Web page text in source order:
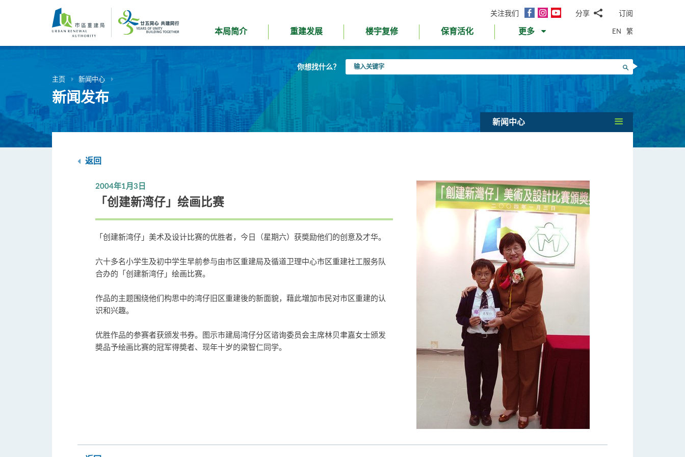
内
关注我们
面
InstagramYouTube分享
邮WhatsApp
微
信
面
书Twitter
LinkedIn
微
订阅
本局简介 重建发展 楼宇复修 保育活化 更多 EN 繁
你想找什么？
入
搜寻
主页 新闻中心
新闻发布
新闻中心
返回
2004年1月3日
「创建新湾仔」绘画比赛
「创建新湾仔」美术及设计比赛的优胜者，今日（星期六）获奬励他们的创意及才华。
六十多名小学生及初中学生早前参与由市区重建局及循道卫理中心市区重建社工服务队
合办的「创建新湾仔」绘画比赛。
作品的主题围绕他们构思中的湾仔旧区重建後的新面貌，藉此増加市民对市区重建的认
识和兴趣。
优胜作品的参赛者获颁发书券。图示市建局湾仔分区谘询委员会主席林贝聿嘉女士颁发
奬品予绘画比赛的冠军得奬者、现年十岁的梁智仁同学。